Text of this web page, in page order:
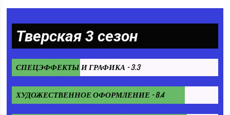
Тверская 3 сезон
СПЕЦЭФФЕКТЫ И ГРАФИКА - 3.3
ХУДОЖЕСТВЕННОЕ ОФОРМЛЕНИЕ - 8.4